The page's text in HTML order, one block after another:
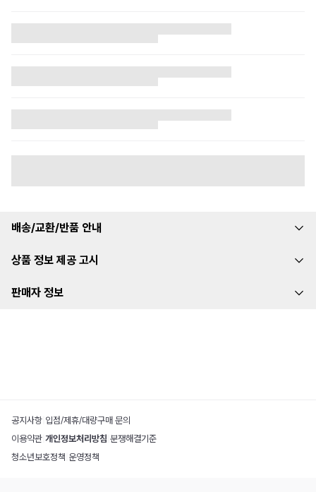
배송/교환/반품 안내
상품 정보 제공 고시
판매자 정보
공지사항 입점/제휴/대량구매 문의
이용약관 개인정보처리방침 분쟁해결기준
청소년보호정책 운영정책